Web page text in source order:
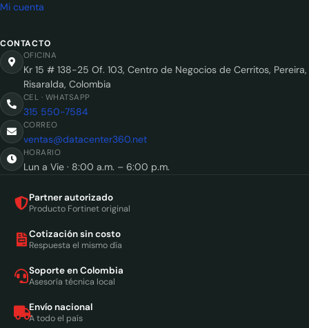
Mi cuenta
CONTACTO
OFICINA
Kr 15 # 138-25 Of. 103, Centro de Negocios de Cerritos, Pereira,
Risaralda, Colombia
CEL · WHATSAPP
315 550-7584
CORREO
ventas@datacenter360.net
HORARIO
Lun a Vie · 8:00 a.m. – 6:00 p.m.
Partner autorizado
Producto Fortinet original
Cotización sin costo
Respuesta el mismo día
Soporte en Colombia
Asesoría técnica local
Envío nacional
A todo el país